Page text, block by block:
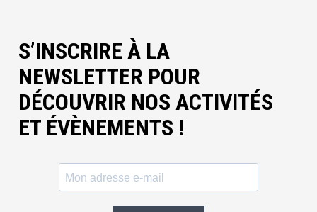
S’INSCRIRE À LA
NEWSLETTER POUR
DÉCOUVRIR NOS ACTIVITÉS
ET ÉVÈNEMENTS !